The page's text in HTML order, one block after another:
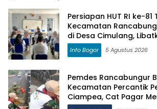
Persiapan HUT RI ke-81
Kecamatan
di Desa Cimulang,
Elemen Masyarakat
Info Bogor 5 Agustus 2026
Pemdes Rancabungur
Kecamatan Percantik
Ciampea, Cat Pagar
HUT RI ke-81